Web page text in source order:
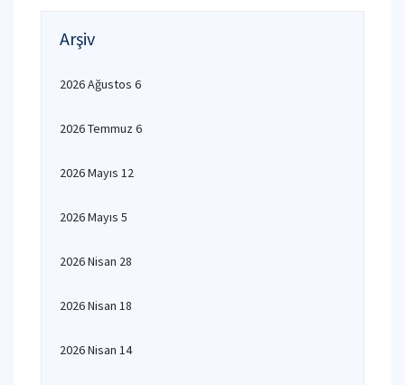
Arşiv
2026 Ağustos 6
2026 Temmuz 6
2026 Mayıs 12
2026 Mayıs 5
2026 Nisan 28
2026 Nisan 18
2026 Nisan 14